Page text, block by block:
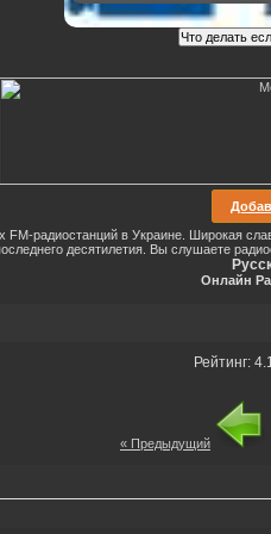
FM-радиостанций в Украине. Широкая
десятилетия. Вы слушаете
Онлайн
Рейтинг:
« Предыдущий